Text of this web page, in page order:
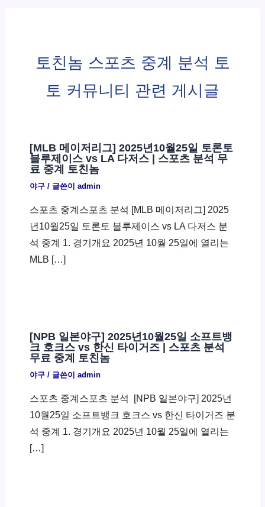
토친놈 스포츠 중계 분석 토
토 커뮤니티 관련 게시글
[MLB 메이저리그] 2025년10월25일 토론토
블루제이스 vs LA 다저스 | 스포츠 분석 무
료 중계 토친놈
야구/ 글쓴이 admin
스포츠 중계스포츠 분석 [MLB 메이저리그] 2025
년10월25일 토론토 블루제이스 vs LA 다저스 분
석 중계 1. 경기개요 2025년 10월 25일에 열리는
MLB […]
[NPB 일본야구] 2025년10월25일 소프트뱅
크 호크스 vs 한신 타이거즈 | 스포츠 분석
무료 중계 토친놈
야구/ 글쓴이 admin
스포츠 중계스포츠 분석 ​ [NPB 일본야구] 2025년
10월25일 소프트뱅크 호크스 vs 한신 타이거즈 분
석 중계 1. 경기개요 2025년 10월 25일에 열리는
[…]